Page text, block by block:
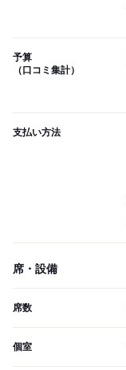
予算
（口コミ集計）
支払い方法
席・設備
席数
個室